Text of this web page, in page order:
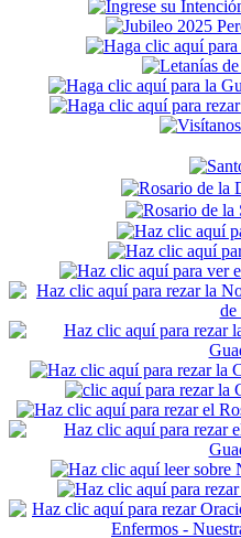
Secondary
Sidebar